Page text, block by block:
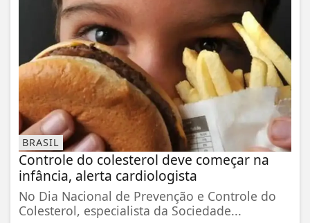
BRASIL
Controle do colesterol deve começar na
infância, alerta cardiologista
No Dia Nacional de Prevenção e Controle do
Colesterol, especialista da Sociedade...